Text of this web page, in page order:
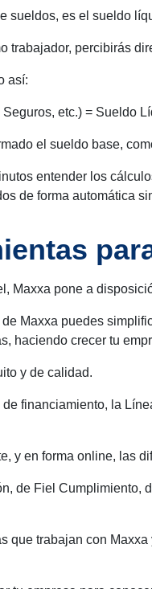
sueldos, es el sueldo
trabajador, percibirás
así:
etc.) = Sueldo
el sueldo base,
entender los
de forma automática
Maxxa pone a
Maxxa puedes
haciendo crecer tu
y de calidad.
financiamiento, la
y en forma online, las
de Fiel Cumplimiento,
que trabajan con